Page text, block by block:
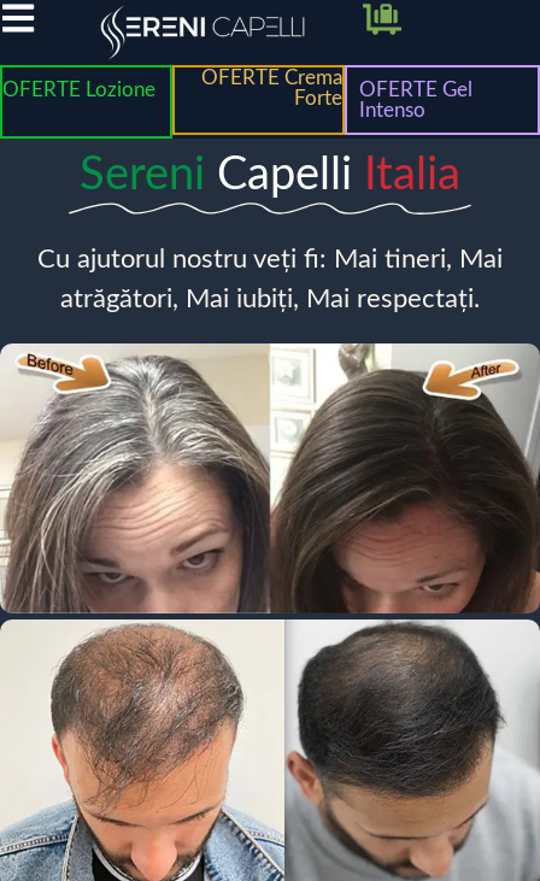
OFERTE Lozione
OFERTE Crema
Forte
OFERTE Gel
Intenso
Sereni Capelli Italia
Cu ajutorul nostru veți fi: Mai tineri, Mai
atrăgători, Mai iubiți, Mai respectați.